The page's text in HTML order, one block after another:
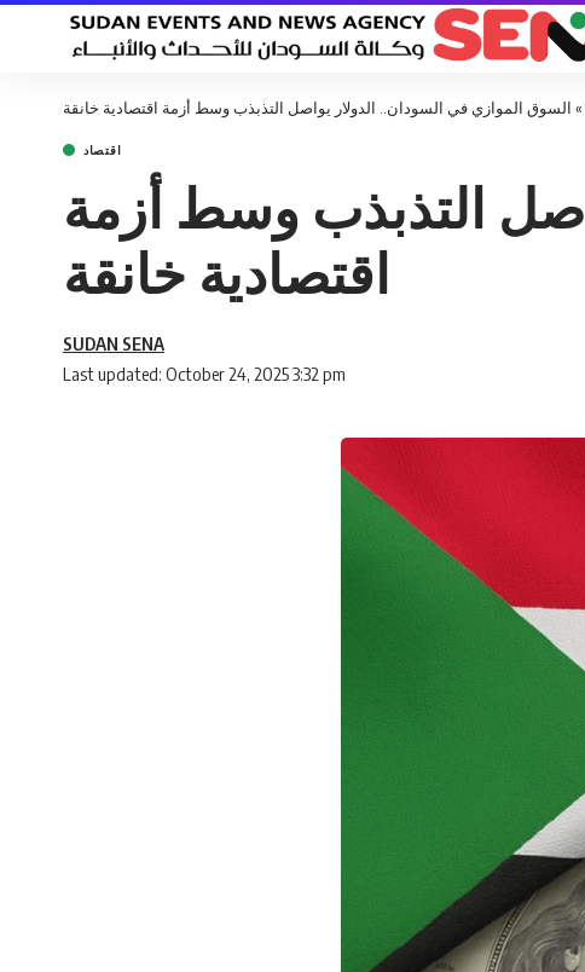
» السوق الموازي في السودان.. الدولار يواصل التذبذب وسط أزمة اقتصادية خانقة
اقتصاد
التذبذب وسط أزمة
اقتصادية خانقة
Last updated: October 24, 2025 3:32 pm
SUDAN SENA